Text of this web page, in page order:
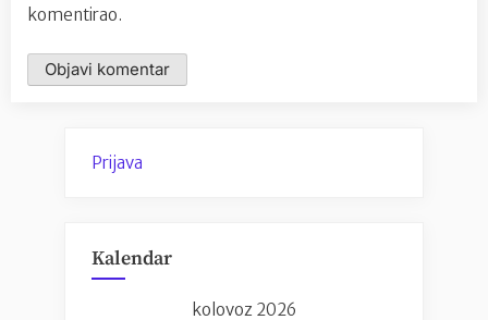
komentirao.
Prijava
Kalendar
kolovoz 2026